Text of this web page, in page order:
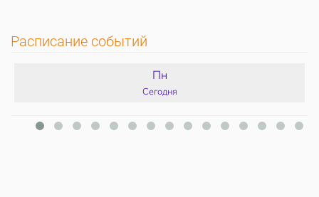
Расписание событий
Пн
Сегодня